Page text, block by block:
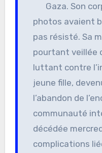
Gaza. Son
photos avaient
pas résisté. Sa
pourtant veillée
luttant contre
jeune fille,
l’abandon de
communauté
décédée
complications